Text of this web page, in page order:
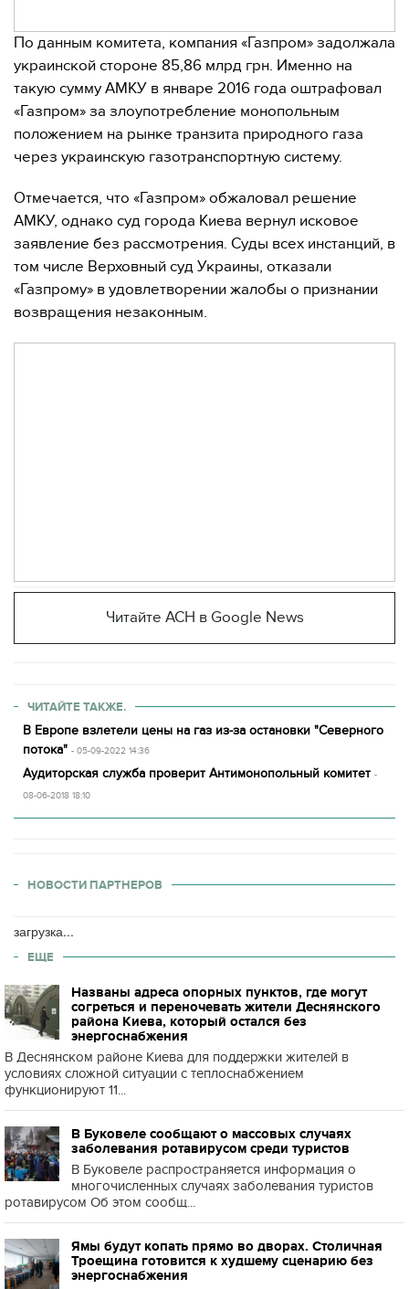
По данным комитета, компания «Газпром» задолжала
украинской стороне 85,86 млрд грн. Именно на
такую ​​сумму АМКУ в январе 2016 года оштрафовал
«Газпром» за злоупотребление монопольным
положением на рынке транзита природного газа
через украинскую газотранспортную систему.
Отмечается, что «Газпром» обжаловал решение
АМКУ, однако суд города Киева вернул исковое
заявление без рассмотрения. Суды всех инстанций, в
том числе Верховный суд Украины, отказали
«Газпрому» в удовлетворении жалобы о признании
возвращения незаконным.
Читайте АСН в Google News
ЧИТАЙТЕ ТАКЖЕ.
В Европе взлетели цены на газ из-за остановки "Северного
потока" - 05-09-2022 14:36
Аудиторская служба проверит Антимонопольный комитет -
08-06-2018 18:10
НОВОСТИ ПАРТНЕРОВ
загрузка...
ЕЩЕ
Названы адреса опорных пунктов, где могут
согреться и переночевать жители Деснянского
района Киева, который остался без
энергоснабжения
В Деснянском районе Киева для поддержки жителей в
условиях сложной ситуации с теплоснабжением
функционируют 11...
В Буковеле сообщают о массовых случаях
заболевания ротавирусом среди туристов
В Буковеле распространяется информация о
многочисленных случаях заболевания туристов
ротавирусом Об этом сообщ...
Ямы будут копать прямо во дворах. Столичная
Троещина готовится к худшему сценарию без
энергоснабжения